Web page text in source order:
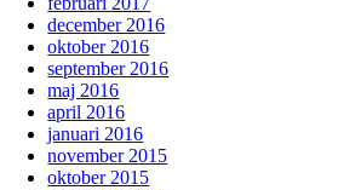
december 2016
oktober 2016
september 2016
maj 2016
april 2016
januari 2016
november 2015
oktober 2015